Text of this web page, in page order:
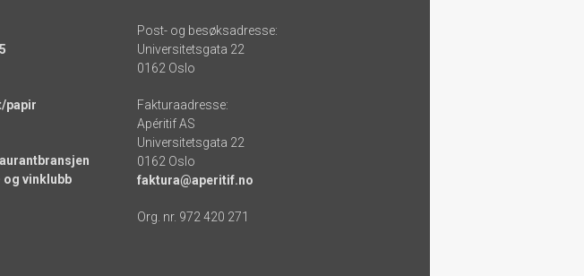
papir
vinklubb
Post- og besøksadresse:
Universitetsgata 22
0162 Oslo
Fakturaadresse:
Apéritif AS
Universitetsgata 22
0162 Oslo
faktura@aperitif.no
Org. nr. 972 420 271